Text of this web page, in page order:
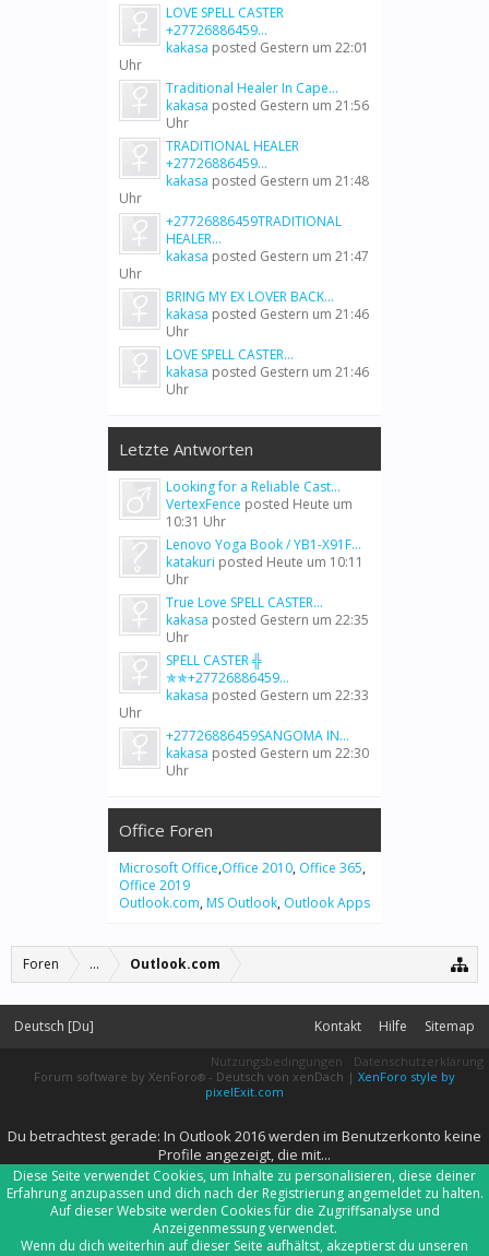
LOVE SPELL CASTER
+27726886459...
kakasa posted Gestern um 22:01
Uhr
Traditional Healer In Cape...
kakasa posted Gestern um 21:56
Uhr
TRADITIONAL HEALER
+27726886459...
kakasa posted Gestern um 21:48
Uhr
+27726886459TRADITIONAL
HEALER...
kakasa posted Gestern um 21:47
Uhr
BRING MY EX LOVER BACK...
kakasa posted Gestern um 21:46
Uhr
LOVE SPELL CASTER...
kakasa posted Gestern um 21:46
Uhr
Letzte Antworten
Looking for a Reliable Cast...
VertexFence posted Heute um
10:31 Uhr
Lenovo Yoga Book / YB1-X91F...
katakuri posted Heute um 10:11
Uhr
True Love SPELL CASTER...
kakasa posted Gestern um 22:35
Uhr
SPELL CASTER ╬
✯✯+27726886459...
kakasa posted Gestern um 22:33
Uhr
+27726886459SANGOMA IN...
kakasa posted Gestern um 22:30
Uhr
Office Foren
Microsoft Office,Office 2010, Office 365,
Office 2019
Outlook.com, MS Outlook, Outlook Apps
Foren ... Outlook.com
Deutsch [Du] Kontakt Hilfe Sitemap
Nutzungsbedingungen
Datenschutzerklärung
Forum software by XenForo® - Deutsch von xenDach | XenForo style by
pixelExit.com
Du betrachtest gerade: In Outlook 2016 werden im Benutzerkonto keine
Profile angezeigt, die mit...
Diese Seite verwendet Cookies, um Inhalte zu personalisieren, diese deiner
Erfahrung anzupassen und dich nach der Registrierung angemeldet zu halten.
Auf dieser Website werden Cookies für die Zugriffsanalyse und
Anzeigenmessung verwendet.
Wenn du dich weiterhin auf dieser Seite aufhältst, akzeptierst du unseren